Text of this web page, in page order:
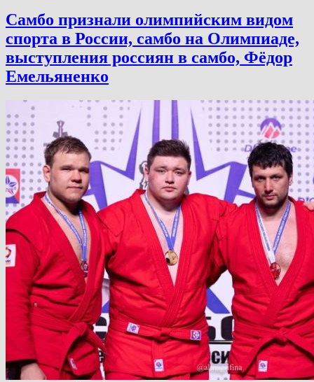
Самбо признали олимпийским видом
спорта в России, самбо на Олимпиаде,
выступления россиян в самбо, Фёдор
Емельяненко